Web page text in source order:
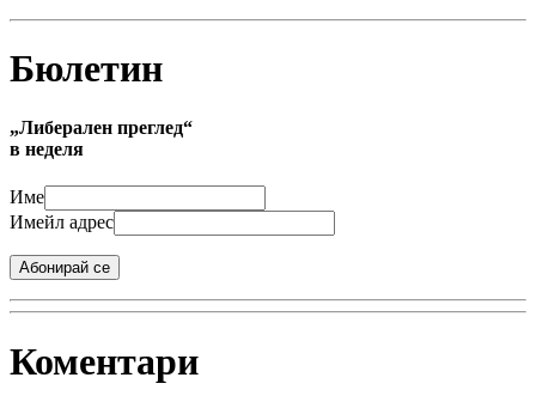
Бюлетин
„Либерален преглед“
в неделя
Име
Имейл адрес
Абонирай се
Коментари